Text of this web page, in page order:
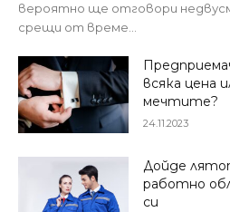
вероятно ще отговори
срещи от време...
всяка цена
мечтите?
24.11.2023
Дойде
работно
си